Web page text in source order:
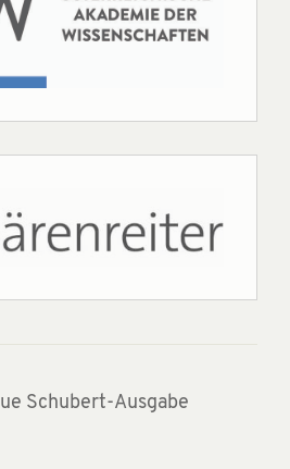
Schubert-Ausgabe